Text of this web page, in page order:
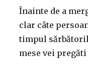
Înainte de a
clar câte
timpul
mese vei pregăti